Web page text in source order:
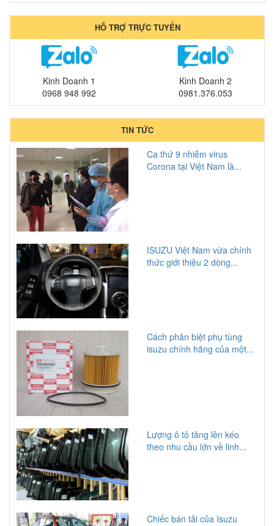
HỖ TRỢ TRỰC TUYẾN
Kinh Doanh 1
0968 948 992
Kinh Doanh 2
0981.376.053
TIN TỨC
Ca thứ 9 nhiễm virus
Corona tại Việt Nam là...
ISUZU Việt Nam vừa chính
thức giới thiệu 2 dòng...
Cách phân biệt phụ tùng
isuzu chính hãng của một...
Lượng ô tô tăng lên kéo
theo nhu cầu lớn về linh...
Chiếc bán tải của Isuzu